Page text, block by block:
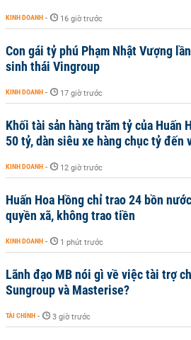
KINH DOANH - 16 giờ trước
Con gái tỷ phú Phạm Nhật Vượng
sinh thái Vingroup
KINH DOANH - 17 giờ trước
Khối tài sản hàng trăm tỷ của Huấn
50 tỷ, dàn siêu xe hàng chục tỷ đến
KINH DOANH - 12 giờ trước
Huấn Hoa Hồng chỉ trao 24 bồn
quyền xã, không trao tiền
KINH DOANH - 1 phút trước
Lãnh đạo MB nói gì về việc tài trợ
Sungroup và Masterise?
TÀI CHÍNH - 3 giờ trước